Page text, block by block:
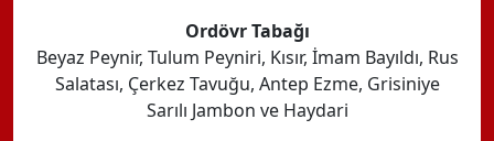
Ordövr Tabağı
Beyaz Peynir, Tulum Peyniri, Kısır, İmam Bayıldı, Rus
Salatası, Çerkez Tavuğu, Antep Ezme, Grisiniye
Sarılı Jambon ve Haydari